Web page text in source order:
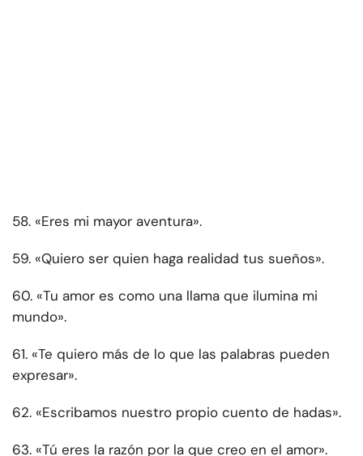
58. «Eres mi mayor aventura».
59. «Quiero ser quien haga realidad tus sueños».
60. «Tu amor es como una llama que ilumina mi
mundo».
61. «Te quiero más de lo que las palabras pueden
expresar».
62. «Escribamos nuestro propio cuento de hadas».
63. «Tú eres la razón por la que creo en el amor».